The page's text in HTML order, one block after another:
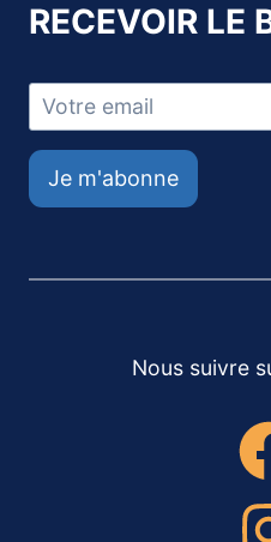
RECEVOIR LE
Je m'abonne
Nous suivre